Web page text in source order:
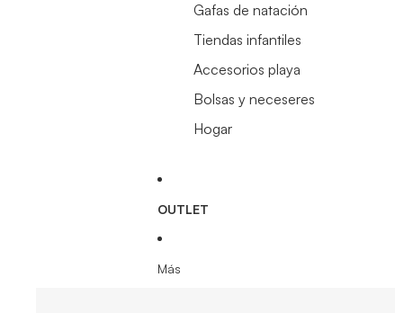
Gafas de natación
Tiendas infantiles
Accesorios playa
Bolsas y neceseres
Hogar
OUTLET
Más